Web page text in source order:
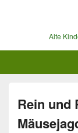
Alte
Rein und